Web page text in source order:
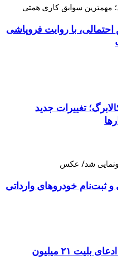
با روایت فروپاشی
تغییرات جدید
ثبت‌نام خودروهای وارداتی
پاسخ سازمان هواپیمایی به ادعای بلیت ۲۱ میلیون